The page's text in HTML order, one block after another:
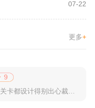
07-22
更多+
9
在画出斜坡里，每一个关卡都设计得别出心裁。玩家需要利用手指在...